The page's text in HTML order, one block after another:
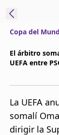
beIN
Copa del
El árbitro
UEFA entre
La UEFA
somalí
dirigir la